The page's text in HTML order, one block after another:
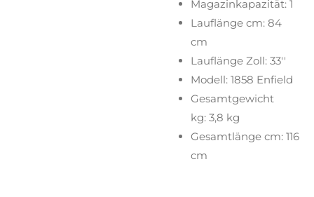
Magazinkapazität: 1
Lauflänge cm: 84
cm
Lauflänge Zoll: 33''
Modell: 1858 Enfield
Gesamtgewicht
kg: 3,8 kg
Gesamtlänge cm: 116
cm